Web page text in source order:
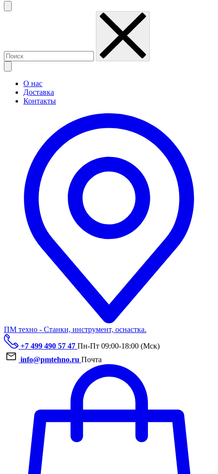
О нас
Доставка
Контакты
ПМ техно - Станки, инструмент, оснастка.
+7 499 490 57 47 Пн-Пт 09:00-18:00 (Мск)
info@pmtehno.ru Почта